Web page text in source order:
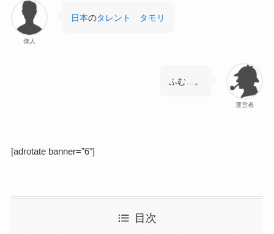
偉人
日本のタレント タモリ
運営者
ふむ…。
[adrotate banner=”6″]
目次